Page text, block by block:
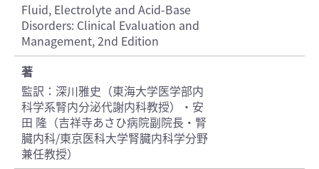
Fluid, Electrolyte and Acid-Base
Disorders: Clinical Evaluation and
Management, 2nd Edition
著
監訳：深川雅史（東海大学医学部内
科学系腎内分泌代謝内科教授）・安
田 隆（吉祥寺あさひ病院副院長・腎
臓内科/東京医科大学腎臓内科学分野
兼任教授）